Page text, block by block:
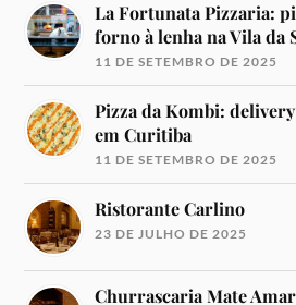
La Fortunata Pizzaria:
forno à lenha na Vila da
11 DE SETEMBRO DE 2025
Pizza da Kombi:
em Curitiba
11 DE SETEMBRO DE 2025
Ristorante Carlino
23 DE JULHO DE 2025
Churrascaria Mate